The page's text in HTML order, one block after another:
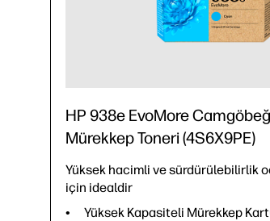
HP 938e EvoMore
Mürekkep Toneri (4S6X9PE)
Yüksek hacimli ve sürdürülebilirlik
için idealdir
Yüksek Kapasiteli Mürekkep